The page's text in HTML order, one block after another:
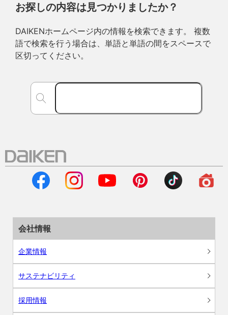
お探しの内容は見つかりましたか？
DAIKENホームページ内の情報を検索できます。 複数
語で検索を行う場合は、単語と単語の間をスペースで
区切ってください。
会社情報
企業情報
サステナビリティ
採用情報